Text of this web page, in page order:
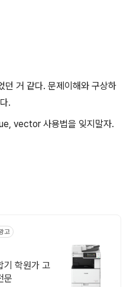
던 거 같다. 문제이해와 구상하
.
vector 사용법을 잊지말자.
고
기 학원가 고
문